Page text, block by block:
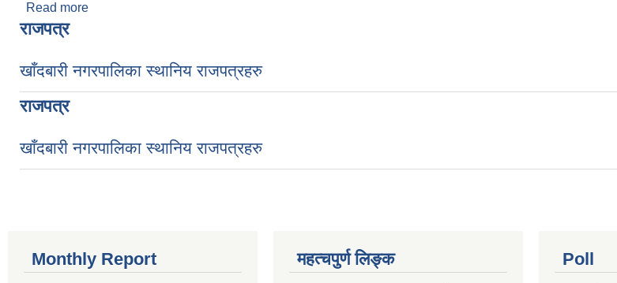
Read more
राजपत्र
खाँदबारी नगरपालिका स्थानिय राजपत्रहरु
राजपत्र
खाँदबारी नगरपालिका स्थानिय राजपत्रहरु
Monthly Report महत्चपुर्ण लिङ्क Poll